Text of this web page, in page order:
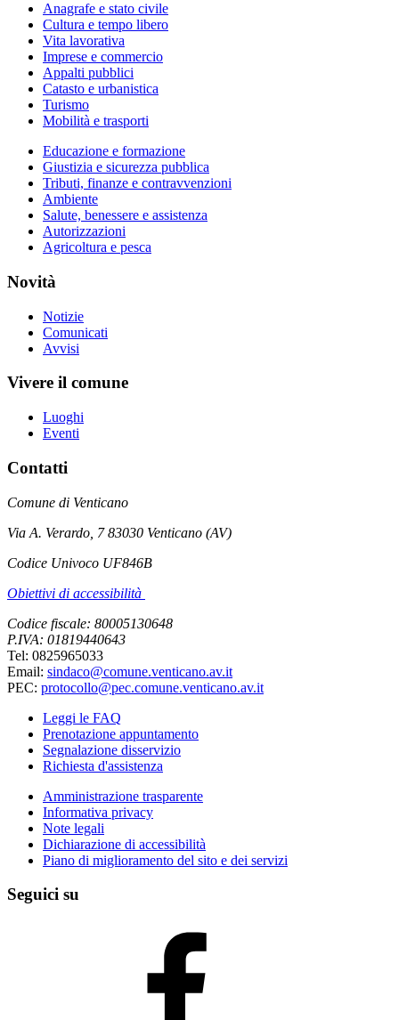
Anagrafe e stato civile
Cultura e tempo libero
Vita lavorativa
Imprese e commercio
Appalti pubblici
Catasto e urbanistica
Turismo
Mobilità e trasporti
Educazione e formazione
Giustizia e sicurezza pubblica
Tributi, finanze e contravvenzioni
Ambiente
Salute, benessere e assistenza
Autorizzazioni
Agricoltura e pesca
Novità
Notizie
Comunicati
Avvisi
Vivere il comune
Luoghi
Eventi
Contatti
Comune di Venticano
Via A. Verardo, 7 83030 Venticano (AV)
Codice Univoco UF846B
Obiettivi di accessibilità
Codice fiscale: 80005130648
P.IVA: 01819440643
Tel: 0825965033
Email: sindaco@comune.venticano.av.it
PEC: protocollo@pec.comune.venticano.av.it
Leggi le FAQ
Prenotazione appuntamento
Segnalazione disservizio
Richiesta d'assistenza
Amministrazione trasparente
Informativa privacy
Note legali
Dichiarazione di accessibilità
Piano di miglioramento del sito e dei servizi
Seguici su